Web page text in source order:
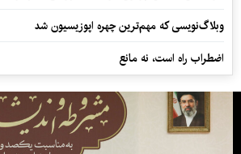
وبلاگ‌نویسی که مهم‌ترین چهره اپوزیسیون شد
اضطراب راه است، نه مانع